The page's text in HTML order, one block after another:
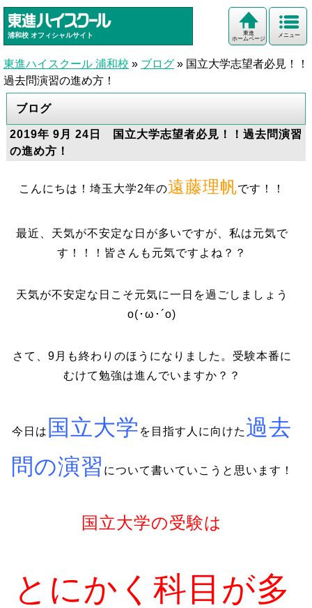
浦和校 オフィシャルサイト メニュー
東進
ホームページ
東進ハイスクール 浦和校 » ブログ » 国立大学志望者必見！！
過去問演習の進め方！
ブログ
2019年 9月 24日 国立大学志望者必見！！過去問演習
の進め方！
こんにちは！埼玉大学2年の遠藤理帆です！！
最近、天気が不安定な日が多いですが、私は元気で
す！！！皆さんも元気ですよね？？
天気が不安定な日こそ元気に一日を過ごしましょう
o(･ω･´o)
さて、9月も終わりのほうになりました。受験本番に
むけて勉強は進んでいますか？？
今日は 国立大学 を目指す人に向けた 過去
問の演習 について書いていこうと思います！
国立大学の受験は
とにかく科目が多